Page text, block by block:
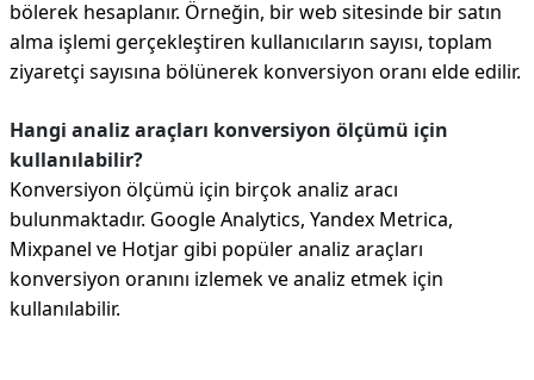
bölerek hesaplanır. Örneğin, bir web sitesinde bir satın
alma işlemi gerçekleştiren kullanıcıların sayısı, toplam
ziyaretçi sayısına bölünerek konversiyon oranı elde edilir.
Hangi analiz araçları konversiyon ölçümü için
kullanılabilir?
Konversiyon ölçümü için birçok analiz aracı
bulunmaktadır. Google Analytics, Yandex Metrica,
Mixpanel ve Hotjar gibi popüler analiz araçları
konversiyon oranını izlemek ve analiz etmek için
kullanılabilir.